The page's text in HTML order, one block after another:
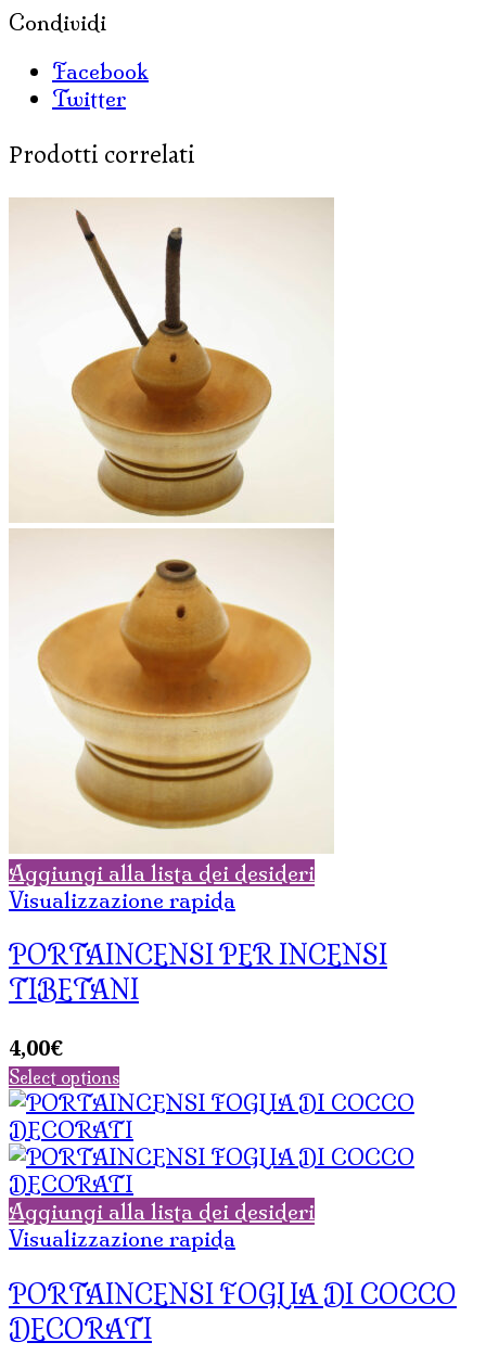
Condividi
Facebook
Twitter
Prodotti correlati
Aggiungi alla lista dei desideri
Visualizzazione rapida
PORTAINCENSI PER INCENSI
TIBETANI
4,00€
Select options
Aggiungi alla lista dei desideri
Visualizzazione rapida
PORTAINCENSI FOGLIA DI COCCO
DECORATI